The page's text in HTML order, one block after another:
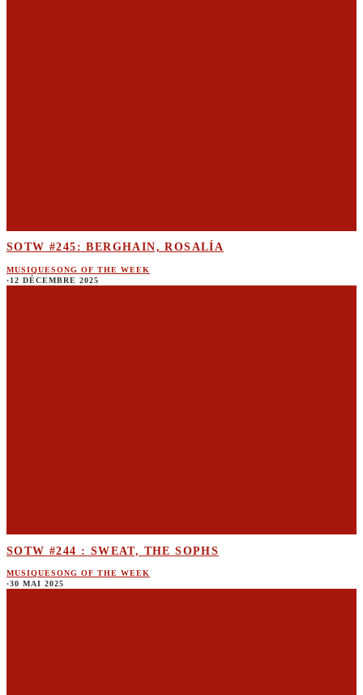
SOTW #245: BERGHAIN, ROSALÍA
MUSIQUESONG OF THE WEEK
·12 DÉCEMBRE 2025
SOTW #244 : SWEAT, THE SOPHS
MUSIQUESONG OF THE WEEK
·30 MAI 2025